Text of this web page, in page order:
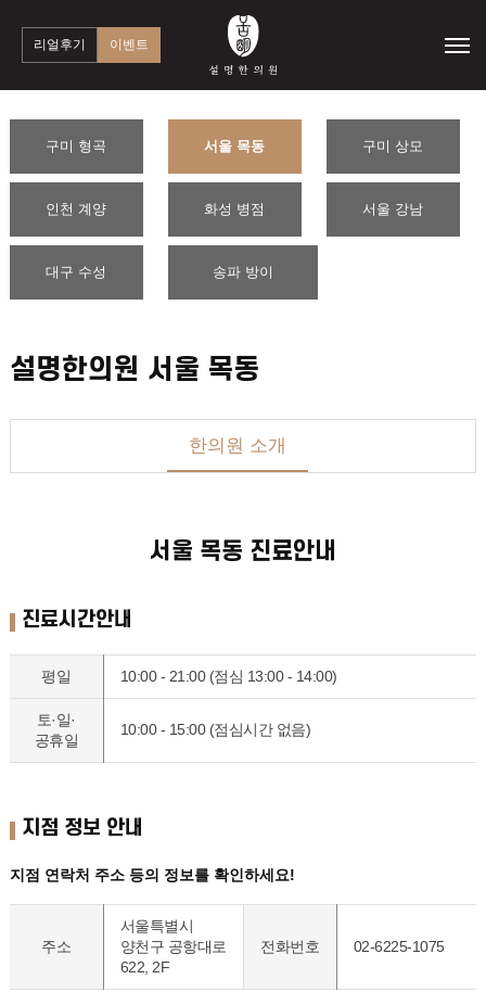
리얼후기 이벤트
구미 형곡 서울 목동 구미 상모
인천 계양 화성 병점 서울 강남
대구 수성 송파 방이
설명한의원 서울 목동
한의원 소개
서울 목동 진료안내
진료시간안내
평일 10:00 - 21:00(점심 13:00 - 14:00)
토·일·
공휴일
10:00 - 15:00(점심시간 없음)
지점 정보 안내
지점 연락처 주소 등의 정보를 확인하세요!
주소
서울특별시
양천구 공항대로
622, 2F
전화번호 02-6225-1075